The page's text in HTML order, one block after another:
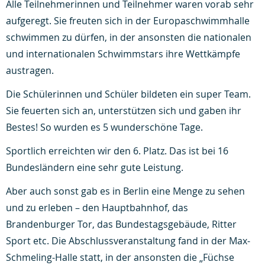
Alle Teilnehmerinnen und Teilnehmer waren vorab sehr
aufgeregt. Sie freuten sich in der Europaschwimmhalle
schwimmen zu dürfen, in der ansonsten die nationalen
und internationalen Schwimmstars ihre Wettkämpfe
austragen.
Die Schülerinnen und Schüler bildeten ein super Team.
Sie feuerten sich an, unterstützen sich und gaben ihr
Bestes! So wurden es 5 wunderschöne Tage.
Sportlich erreichten wir den 6. Platz. Das ist bei 16
Bundesländern eine sehr gute Leistung.
Aber auch sonst gab es in Berlin eine Menge zu sehen
und zu erleben – den Hauptbahnhof, das
Brandenburger Tor, das Bundestagsgebäude, Ritter
Sport etc. Die Abschlussveranstaltung fand in der Max-
Schmeling-Halle statt, in der ansonsten die „Füchse